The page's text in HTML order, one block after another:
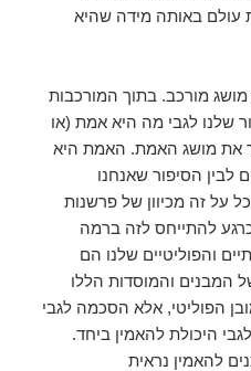
עולם באותה מידה שהיא
מורכב. בתוך המורכבות
שלנו לגבי מה היא אמת (או
את מושג האמת. האמת היא
לבין הסיפור שאנחנו
על זה מכיוון של פרשנות
להתייחס לזה ברמה
והפוליטיים שלנו הם
המבנים והמוסדות הללו
הפוליטי, אלא הסכמה לגבי
היכולת להאמין ביחד.
להאמין נראית